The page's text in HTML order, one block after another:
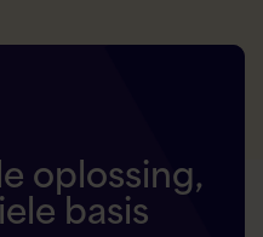
oplossing,
basis